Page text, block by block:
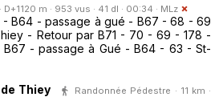
m · 953 vus · 41 dl · 00:34 · MLz
- B64 - passage à gué - B67 - 68 - 69
- Retour par B71 - 70 - 69 - 178 -
B67 - passage à Gué - B64 - 63 - St-
Thiey
Randonnée Pédestre · 11 km ·